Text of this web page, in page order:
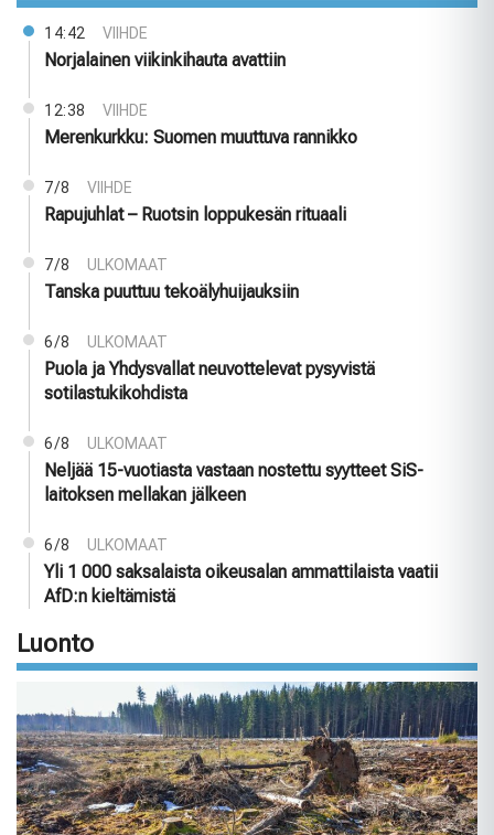
14:42 VIIHDE
Norjalainen viikinkihauta avattiin
12:38 VIIHDE
Merenkurkku: Suomen muuttuva rannikko
7/8 VIIHDE
Rapujuhlat – Ruotsin loppukesän rituaali
7/8 ULKOMAAT
Tanska puuttuu tekoälyhuijauksiin
6/8 ULKOMAAT
Puola ja Yhdysvallat neuvottelevat pysyvistä
sotilastukikohdista
6/8 ULKOMAAT
Neljää 15-vuotiasta vastaan nostettu syytteet SiS-
laitoksen mellakan jälkeen
6/8 ULKOMAAT
Yli 1 000 saksalaista oikeusalan ammattilaista vaatii
AfD:n kieltämistä
Luonto